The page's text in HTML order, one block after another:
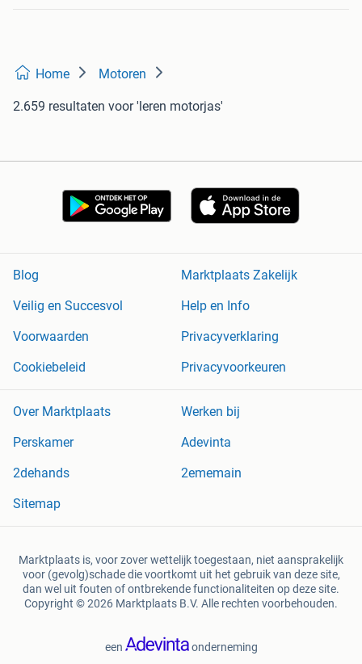
Home Motoren
2.659 resultaten voor 'leren motorjas'
Blog
Marktplaats Zakelijk
Veilig en Succesvol
Help en Info
Voorwaarden
Privacyverklaring
Cookiebeleid
Privacyvoorkeuren
Over Marktplaats
Werken bij
Perskamer
Adevinta
2dehands
2ememain
Sitemap
Marktplaats is, voor zover wettelijk toegestaan, niet aansprakelijk
voor (gevolg)schade die voortkomt uit het gebruik van deze site,
dan wel uit fouten of ontbrekende functionaliteiten op deze site.
Copyright © 2026 Marktplaats B.V. Alle rechten voorbehouden.
een onderneming